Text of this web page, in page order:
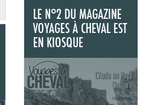
LE N°2 DU MAGAZINE
VOYAGES À CHEVAL EST
EN KIOSQUE